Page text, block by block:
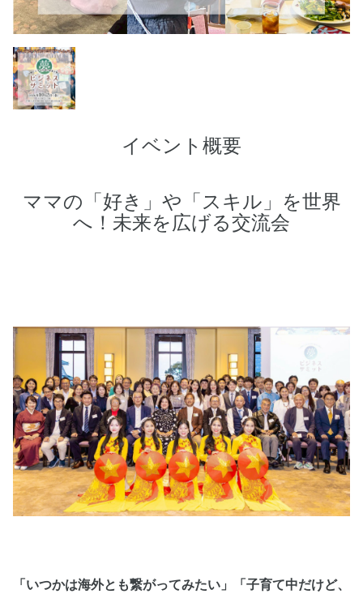
イベント概要
ママの「好き」や「スキル」を世界
へ！未来を広げる交流会
「いつかは海外とも繋がってみたい」「子育て中だけど、